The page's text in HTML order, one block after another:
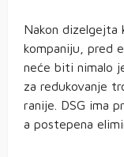
Nakon dizelgejta
kompaniju, pred
neće biti nimalo
za redukovanje
ranije. DSG ima
a postepena